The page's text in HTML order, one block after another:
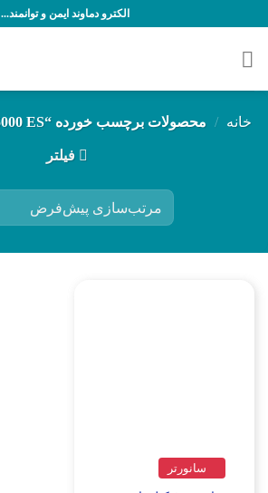
محتوا
الکترو دماوند ایمن و توانمند...
خانه / محصولات برچسب خورده “GROWATT SPF 5000 ES”
فیلتر
سانورتر